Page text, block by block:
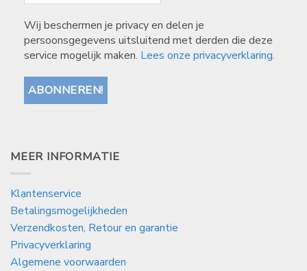
Wij beschermen je privacy en delen je
persoonsgegevens uitsluitend met derden die deze
service mogelijk maken. Lees onze privacyverklaring.
MEER INFORMATIE
Klantenservice
Betalingsmogelijkheden
Verzendkosten, Retour en garantie
Privacyverklaring
Algemene voorwaarden